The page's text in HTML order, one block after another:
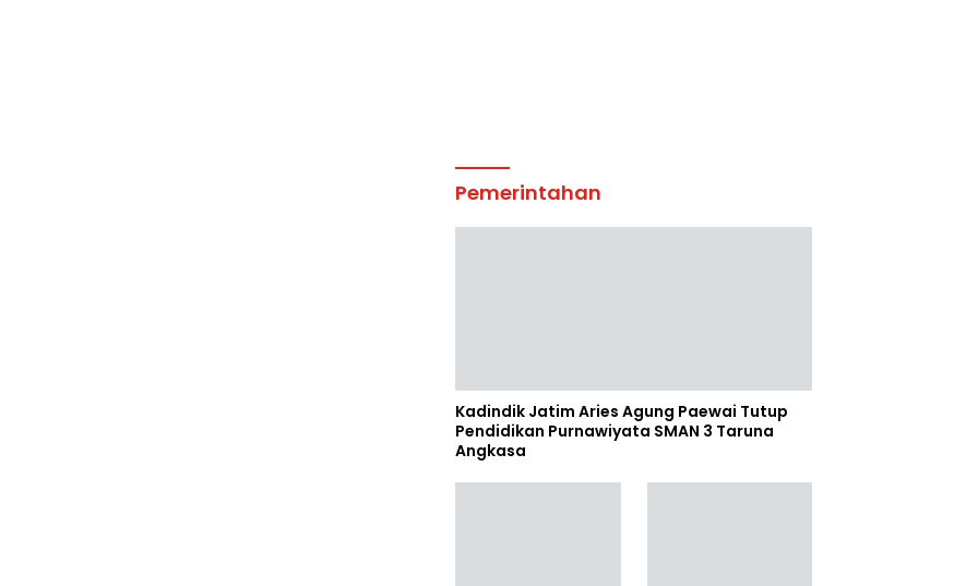
Pemerintahan
Kadindik Jatim Aries Agung Paewai Tutup
Pendidikan Purnawiyata SMAN 3 Taruna
Angkasa